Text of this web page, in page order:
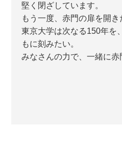
堅く閉ざしています。
もう一度、赤門の扉を開き
東京大学は次なる150年を
もに刻みたい。
みなさんの力で、一緒に赤